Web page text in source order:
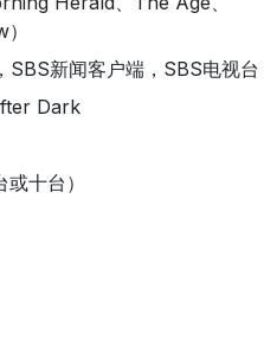
SBS新闻客户端，SBS电视台
Dark
十台）